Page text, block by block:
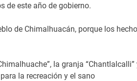
de este año de gobierno.
de Chimalhuacán, porque los
la granja “Chantlalcalli”
la recreación y el sano